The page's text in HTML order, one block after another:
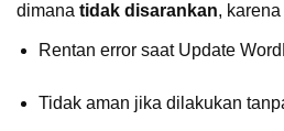
dimana tidak disarankan,
Rentan error saat Update
Tidak aman jika dilakukan